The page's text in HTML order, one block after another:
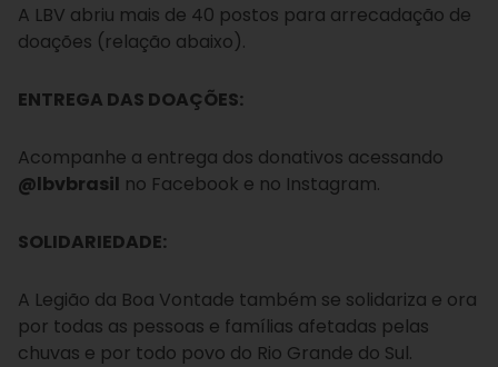
A LBV abriu mais de 40 postos para arrecadação de
doações (relação abaixo).
ENTREGA DAS DOAÇÕES:
Acompanhe a entrega dos donativos acessando
@lbvbrasil no Facebook e no Instagram.
SOLIDARIEDADE:
A Legião da Boa Vontade também se solidariza e ora
por todas as pessoas e famílias afetadas pelas
chuvas e por todo povo do Rio Grande do Sul.